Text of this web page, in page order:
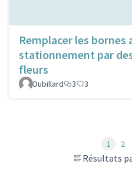
Remplacer les bornes
stationnement par
fleurs
Dubillard 3 3
Résultats
1 2